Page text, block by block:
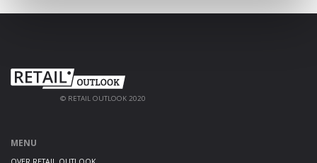
© RETAIL OUTLOOK 2020
MENU